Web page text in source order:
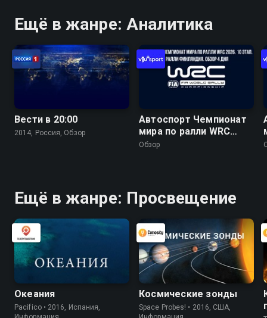
Ещё в жанре: Аналитика
Вести в 20:00
2014, Россия, Обзор
Автоспорт Чемпионат
мира по ралли WRC
2026. 10 этап. Ралли
Обзор
Ещё в жанре: Просвещение
Океания
Pacifico • 2016, Испания,
Космические зонды
Space Probes! • 2016, США,